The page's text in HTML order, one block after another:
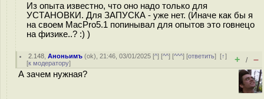
Из опыта известно, что оно надо только для
УСТАНОВКИ. Для ЗАПУСКА - уже нет. (Иначе как бы я
на своем MacPro5.1 попинывал для опытов это говнецо
на физике..? :) )
2.148 ,Аноньимъ (ok), 21:46, 03/01/2025 [^] [^^] [^^^] [ответить][↑]
[к модератору] + / –
А зачем нужная?